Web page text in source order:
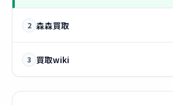
2 森森買取
3 買取wiki